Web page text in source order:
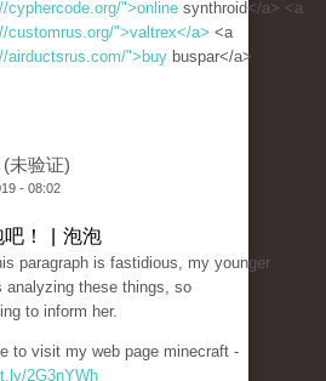
cyphercode.org/">online synthroid</a> <a
customrus.org/">valtrex</a> <a
airductsrus.com/">buy buspar</a>
未验证)
- 08:02
吧！ | 泡泡
paragraph is fastidious, my younger
analyzing these things, so
to inform her.
to visit my web page minecraft -
2G3nYWh